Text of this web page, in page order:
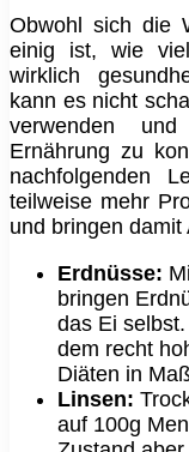
Obwohl sich die
einig ist, wie
wirklich
kann es nicht
verwenden
Ernährung zu
nachfolgenden
teilweise mehr
und bringen
Erdnüsse:
bringen
das Ei
dem recht
Diäten in
Linsen:
auf 100g